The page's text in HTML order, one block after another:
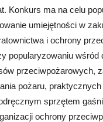
Konkurs ma na celu
umiejętności w
i ochrony
popularyzowaniu wśród
przeciwpożarowych,
pożaru,
sprzętem
ochrony